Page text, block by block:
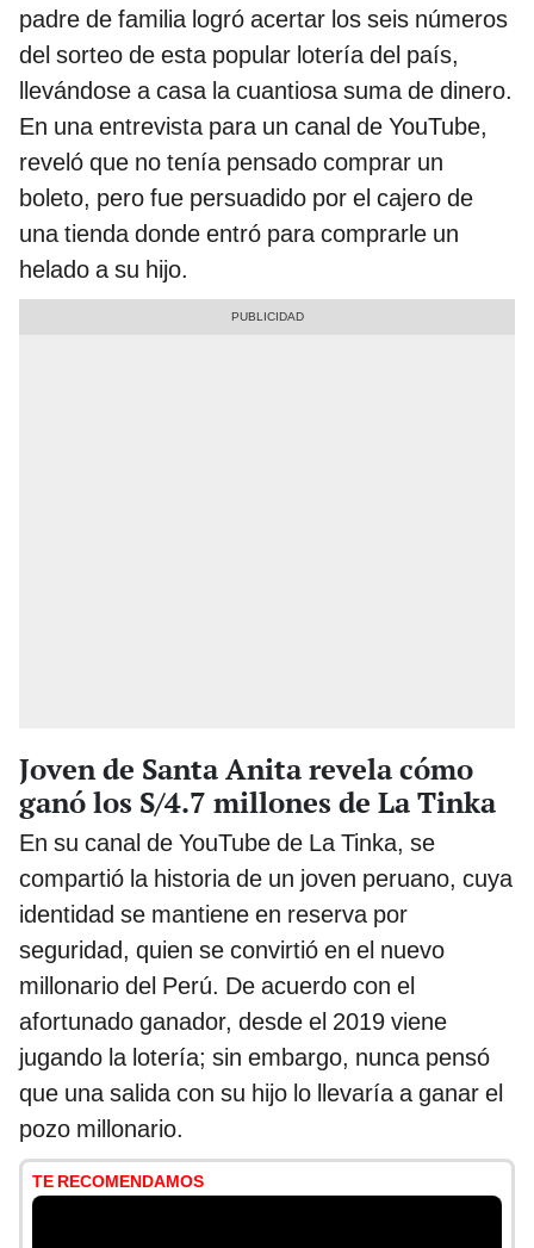
padre de familia logró acertar los seis números
del sorteo de esta popular lotería del país,
llevándose a casa la cuantiosa suma de dinero.
En una entrevista para un canal de YouTube,
reveló que no tenía pensado comprar un
boleto, pero fue persuadido por el cajero de
una tienda donde entró para comprarle un
helado a su hijo.
Joven de Santa Anita revela cómo
ganó los S/4.7 millones de La Tinka
En su canal de YouTube de La Tinka, se
compartió la historia de un joven peruano, cuya
identidad se mantiene en reserva por
seguridad, quien se convirtió en el nuevo
millonario del Perú. De acuerdo con el
afortunado ganador, desde el 2019 viene
jugando la lotería; sin embargo, nunca pensó
que una salida con su hijo lo llevaría a ganar el
pozo millonario.
TE RECOMENDAMOS